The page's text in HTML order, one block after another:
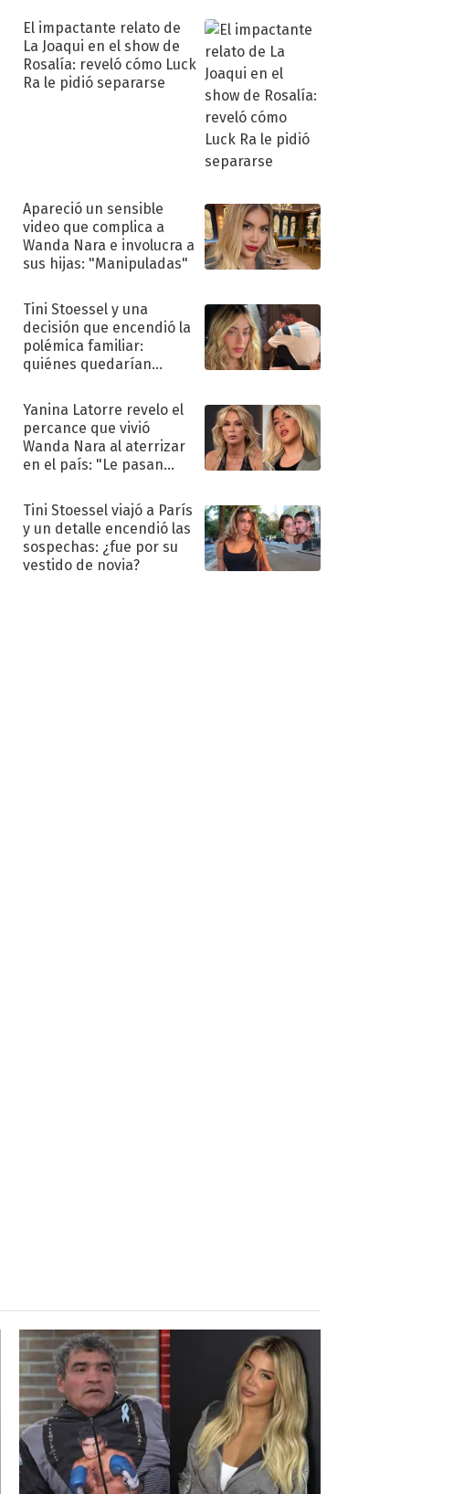
El impactante relato de
La Joaqui en el show de
Rosalía: reveló cómo Luck
Ra le pidió separarse
Apareció un sensible
video que complica a
Wanda Nara e involucra a
sus hijas: "Manipuladas"
Tini Stoessel y una
decisión que encendió la
polémica familiar:
quiénes quedarían
Yanina Latorre revelo el
percance que vivió
Wanda Nara al aterrizar
en el país: "Le pasan
Tini Stoessel viajó a París
y un detalle encendió las
sospechas: ¿fue por su
vestido de novia?